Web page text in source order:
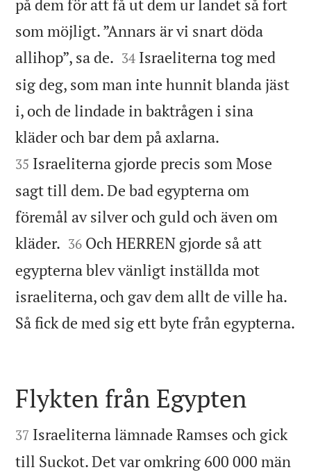
på dem för att få ut dem ur landet så fort
som möjligt. ”Annars är vi snart döda
allihop”, sa de. 

34 Israeliterna tog med
sig deg, som man inte hunnit blanda jäst
i, och de lindade in baktrågen i sina
kläder och bar dem på axlarna.
35 Israeliterna gjorde precis som Mose
sagt till dem. De bad egypterna om
föremål av silver och guld och även om
kläder. 

36 Och HERREN gjorde så att
egypterna blev vänligt inställda mot
israeliterna, och gav dem allt de ville ha.
Så fick de med sig ett byte från egypterna.

Flykten från Egypten

37 Israeliterna lämnade Ramses och gick
till Suckot. Det var omkring 600 000 män